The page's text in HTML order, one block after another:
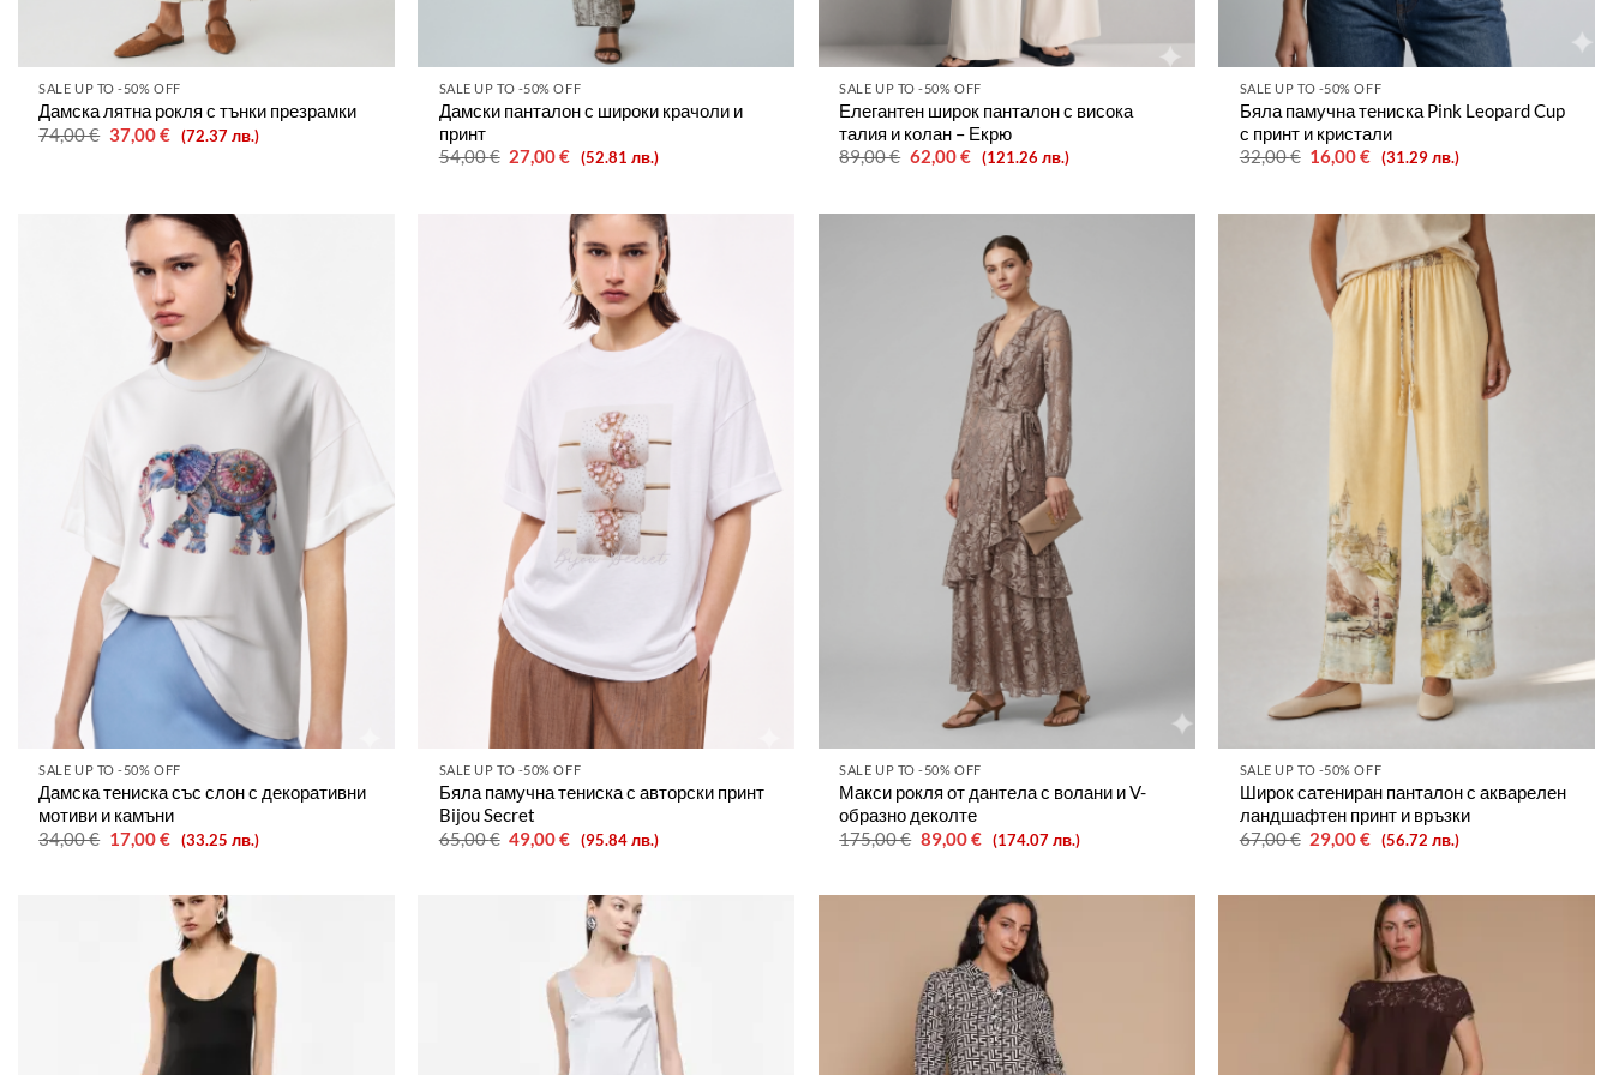
SALE UP TO -50% OFF
Дамска лятна рокля с тънки презрамки
74,00€ Original
price
37,00€Текущата
цена
(72.37 лв.)
SALE UP TO -50% OFF
Дамски панталон с широки крачоли и
принт
54,00€ Original
price
27,00€Текущата
цена
(52.81 лв.)
SALE UP TO -50% OFF
Елегантен широк панталон с висока
талия и колан – Екрю
89,00€ Original
price
62,00€Текущата
цена
(121.26 лв.)
SALE UP TO -50% OFF
Бяла памучна тениска Pink Leopard Cup
с принт и кристали
32,00€ Original
price
16,00€Текущата
цена
(31.29 лв.)
SALE UP TO -50% OFF
Дамска тениска със слон с декоративни
мотиви и камъни
34,00€ Original
price
17,00€Текущата
цена
(33.25 лв.)
SALE UP TO -50% OFF
Бяла памучна тениска с авторски принт
Bijou Secret
65,00€ Original
price
49,00€Текущата
цена
(95.84 лв.)
SALE UP TO -50% OFF
Макси рокля от дантела с волани и V-
образно деколте
175,00€ Original
price
89,00€Текущата
цена
(174.07 лв.)
SALE UP TO -50% OFF
Широк сатениран панталон с акварелен
ландшафтен принт и връзки
67,00€ Original
price
29,00€Текущата
цена
(56.72 лв.)